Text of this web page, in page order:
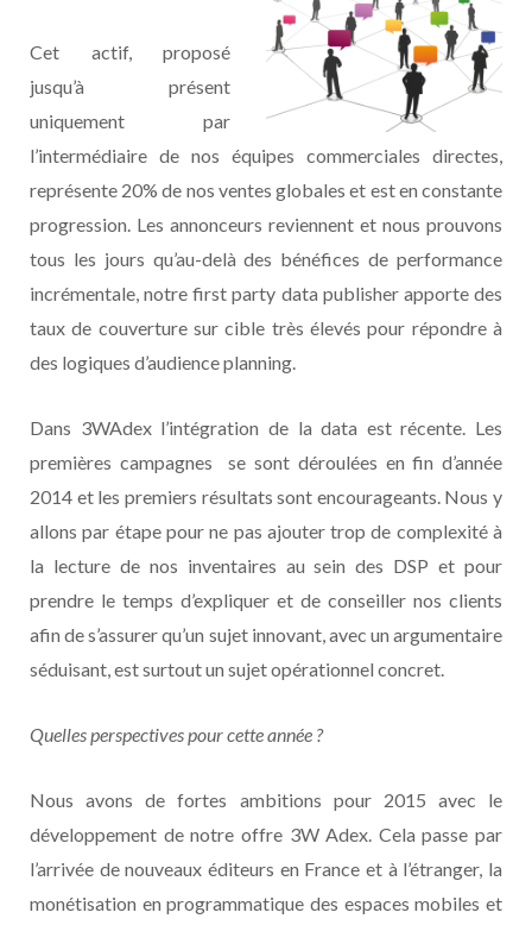
Cet actif, proposé
jusqu’à présent
uniquement par
l’intermédiaire de nos équipes commerciales directes,
représente 20% de nos ventes globales et est en constante
progression. Les annonceurs reviennent et nous prouvons
tous les jours qu’au-delà des bénéfices de performance
incrémentale, notre first party data publisher apporte des
taux de couverture sur cible très élevés pour répondre à
des logiques d’audience planning.
Dans 3WAdex l’intégration de la data est récente. Les
premières campagnes se sont déroulées en fin d’année
2014 et les premiers résultats sont encourageants. Nous y
allons par étape pour ne pas ajouter trop de complexité à
la lecture de nos inventaires au sein des DSP et pour
prendre le temps d’expliquer et de conseiller nos clients
afin de s’assurer qu’un sujet innovant, avec un argumentaire
séduisant, est surtout un sujet opérationnel concret.
Quelles perspectives pour cette année ?
Nous avons de fortes ambitions pour 2015 avec le
développement de notre offre 3W Adex. Cela passe par
l’arrivée de nouveaux éditeurs en France et à l’étranger, la
monétisation en programmatique des espaces mobiles et